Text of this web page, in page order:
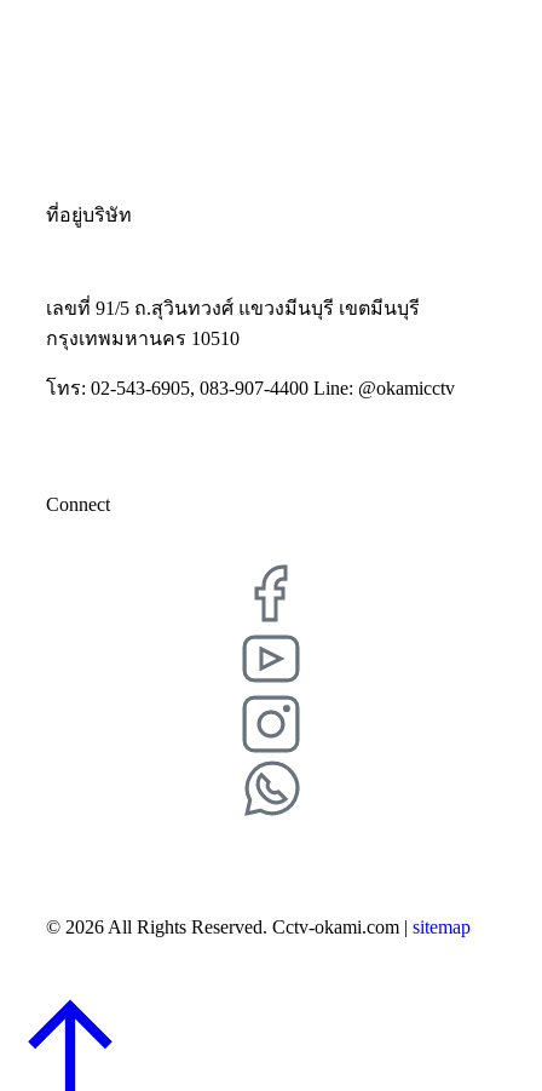
ที่อยู่บริษัท
เลขที่ 91/5 ถ.สุวินทวงศ์ แขวงมีนบุรี เขตมีนบุรี
กรุงเทพมหานคร 10510
โทร: 02-543-6905, 083-907-4400 Line: @okamicctv
Connect
© 2026 All Rights Reserved. Cctv-okami.com | sitemap